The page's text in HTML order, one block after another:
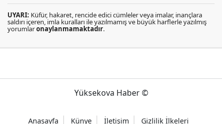
UYARI: Küfür, hakaret, rencide edici cümleler veya imalar, inançlara
saldırı içeren, imla kuralları ile yazılmamış ve büyük harflerle yazılmış
yorumlaronaylanmamaktadır.
Yüksekova Haber ©
Anasayfa Künye İletişim Gizlilik İlkeleri